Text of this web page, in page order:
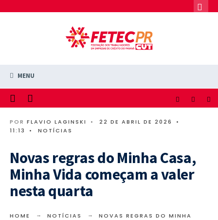
MENU
POR FLAVIO LAGINSKI • 22 DE ABRIL DE 2026
•
11:13
• NOTÍCIAS
Novas regras do Minha Casa,
Minha Vida começam a valer
nesta quarta
HOME NOTÍCIAS
NOVAS REGRAS DO MINHA